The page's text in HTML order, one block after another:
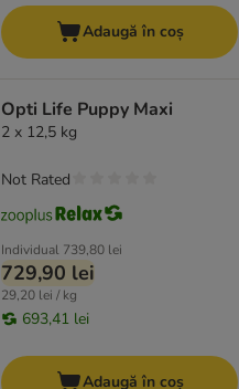
Adaugă în coș
Opti Life Puppy Maxi
2 x 12,5 kg
Individual 739,80 lei
729,90 lei
29,20 lei / kg
693,41 lei
Not Rated
Adaugă în coș